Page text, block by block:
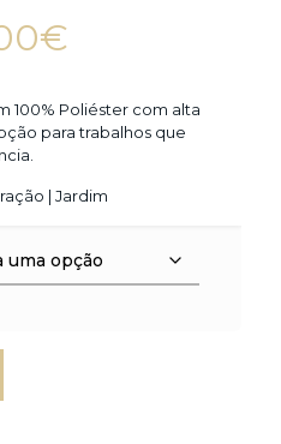
€
14.00€
through
17.00€
100% Poliéster com alta
para trabalhos que
| Jardim